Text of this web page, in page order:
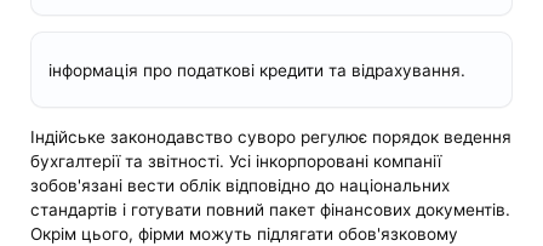
інформація про податкові кредити та відрахування.
Індійське законодавство суворо регулює порядок ведення
бухгалтерії та звітності. Усі інкорпоровані компанії
зобов'язані вести облік відповідно до національних
стандартів і готувати повний пакет фінансових документів.
Окрім цього, фірми можуть підлягати обов'язковому